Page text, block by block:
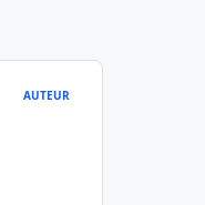
AUTEUR